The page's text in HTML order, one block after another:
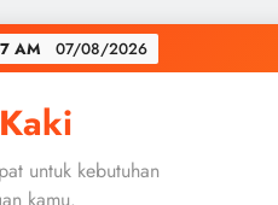
AM 07/08/2026
untuk kebutuhan